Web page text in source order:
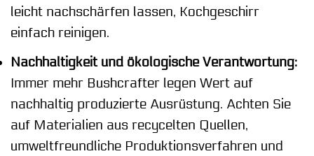
leicht nachschärfen lassen, Kochgeschirr
einfach reinigen.
Nachhaltigkeit und ökologische Verantwortung:
Immer mehr Bushcrafter legen Wert auf
nachhaltig produzierte Ausrüstung. Achten Sie
auf Materialien aus recycelten Quellen,
umweltfreundliche Produktionsverfahren und